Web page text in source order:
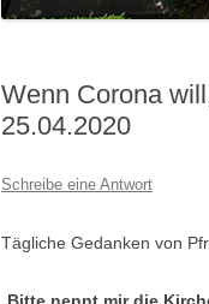
Wenn Corona
25.04.2020
Schreibe eine Antwort
Tägliche Gedanken von